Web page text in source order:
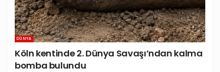
DÜNYA
Köln kentinde 2. Dünya Savaşı’ndan kalma
bomba bulundu